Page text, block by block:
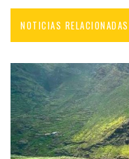
NOTICIAS RELACIONADAS